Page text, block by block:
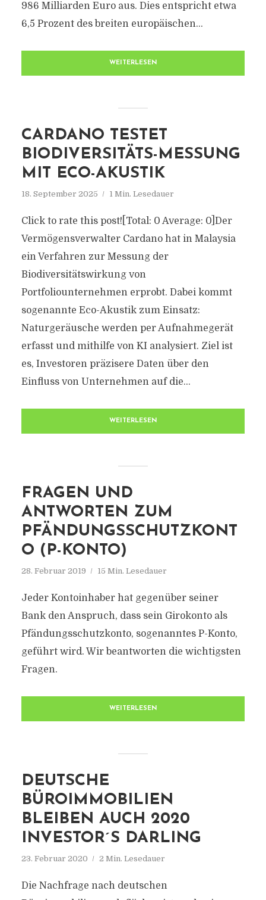
986 Milliarden Euro aus. Dies entspricht etwa
6,5 Prozent des breiten europäischen...
WEITERLESEN
CARDANO TESTET
BIODIVERSITÄTS-MESSUNG
MIT ECO-AKUSTIK
18. September 2025 1 Min. Lesedauer
Click to rate this post![Total: 0 Average: 0]Der
Vermögensverwalter Cardano hat in Malaysia
ein Verfahren zur Messung der
Biodiversitätswirkung von
Portfoliounternehmen erprobt. Dabei kommt
sogenannte Eco-Akustik zum Einsatz:
Naturgeräusche werden per Aufnahmegerät
erfasst und mithilfe von KI analysiert. Ziel ist
es, Investoren präzisere Daten über den
Einfluss von Unternehmen auf die...
WEITERLESEN
FRAGEN UND
ANTWORTEN ZUM
PFÄNDUNGSSCHUTZKONT
O (P-KONTO)
28. Februar 2019 15 Min. Lesedauer
Jeder Kontoinhaber hat gegenüber seiner
Bank den Anspruch, dass sein Girokonto als
Pfändungsschutzkonto, sogenanntes P-Konto,
geführt wird. Wir beantworten die wichtigsten
Fragen.
WEITERLESEN
DEUTSCHE
BÜROIMMOBILIEN
BLEIBEN AUCH 2020
INVESTOR´S DARLING
23. Februar 2020 2 Min. Lesedauer
Die Nachfrage nach deutschen